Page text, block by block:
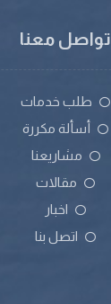
تواصل معنا
طلب خدمات
أسألة مكررة
مشاريعنا
مقالات
اخبار
اتصل بنا